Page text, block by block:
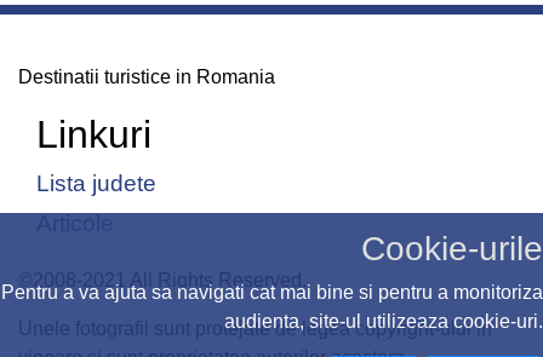
Cookie-urile
Pentru a va ajuta sa navigati cat mai bine si pentru a monitoriza
audienta, site-ul utilizeaza cookie-uri.
Destinatii turistice in Romania
Linkuri
Lista judete
©2008-2021 All Rights Reserved.
Unele fotografii sunt protejate de legea copyright-ului in